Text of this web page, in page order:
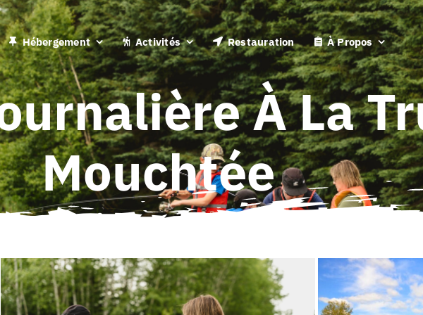
Hébergement Activités Restauration À Propos
À La
Mouchtée